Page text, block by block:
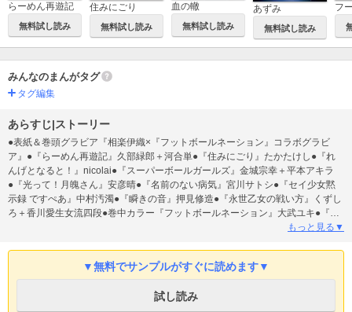
らーめん再遊記
無料試し読み
住みにごり
無料試し読み
血の轍
無料試し読み
あずみ
無料試し読み
フ
みんなのまんがタグ
タグ編集
あらすじ|ストーリー
●表紙＆巻頭グラビア『相楽伊織×『フットボールネーション』コラボグラビ
ア』●『らーめん再遊記』久部緑郎＋河合単●『住みにごり』たかたけし●『れ
んげとなると！』nicolai●『スーパーボールガールズ』金城宗幸＋平本アキラ
●『光って！月魄さん』安彦晴●『名前のない病気』宮川サトシ●『セイ少女黙
示録 ですぺあ』中村汚濁●『瞬きの音』押見修造●『永世乙女の戦い方』くずし
ろ＋香川愛生女流四段●巻中カラー『フットボールネーション』大武ユキ●『大
人の青春くん』とがしやすたか●『サラセニア』九駄礁太●『ほどけぬもの』祐
『とんでモアイ妹』ワイパー加藤●新人読切『果汁10％のジュース』奥野とみ
ー●『ダーリンは80歳』西原理恵子●『ひとガキ』内澤旬子●『今野泰幸選手×大
武ユキ特別対談』 ※「ビッグコミックスペリオール」デジタル版には、紙版
もっと見る▼
▼無料でサンプルがすぐに読めます▼
試し読み